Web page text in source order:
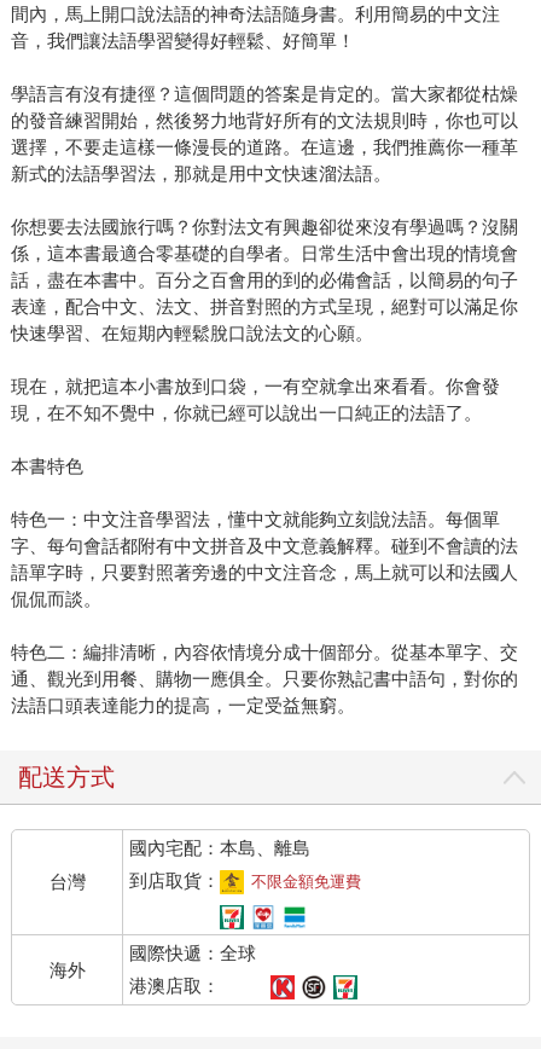
間內，馬上開口說法語的神奇法語隨身書。利用簡易的中文注
音，我們讓法語學習變得好輕鬆、好簡單！
學語言有沒有捷徑？這個問題的答案是肯定的。當大家都從枯燥
的發音練習開始，然後努力地背好所有的文法規則時，你也可以
選擇，不要走這樣一條漫長的道路。在這邊，我們推薦你一種革
新式的法語學習法，那就是用中文快速溜法語。
你想要去法國旅行嗎？你對法文有興趣卻從來沒有學過嗎？沒關
係，這本書最適合零基礎的自學者。日常生活中會出現的情境會
話，盡在本書中。百分之百會用的到的必備會話，以簡易的句子
表達，配合中文、法文、拼音對照的方式呈現，絕對可以滿足你
快速學習、在短期內輕鬆脫口說法文的心願。
現在，就把這本小書放到口袋，一有空就拿出來看看。你會發
現，在不知不覺中，你就已經可以說出一口純正的法語了。
本書特色
特色一：中文注音學習法，懂中文就能夠立刻說法語。每個單
字、每句會話都附有中文拼音及中文意義解釋。碰到不會讀的法
語單字時，只要對照著旁邊的中文注音念，馬上就可以和法國人
侃侃而談。
特色二：編排清晰，內容依情境分成十個部分。從基本單字、交
通、觀光到用餐、購物一應俱全。只要你熟記書中語句，對你的
法語口頭表達能力的提高，一定受益無窮。
配送方式
台灣
國內宅配：本島、離島
到店取貨：
不限金額免運費
海外
國際快遞：全球
港澳店取：